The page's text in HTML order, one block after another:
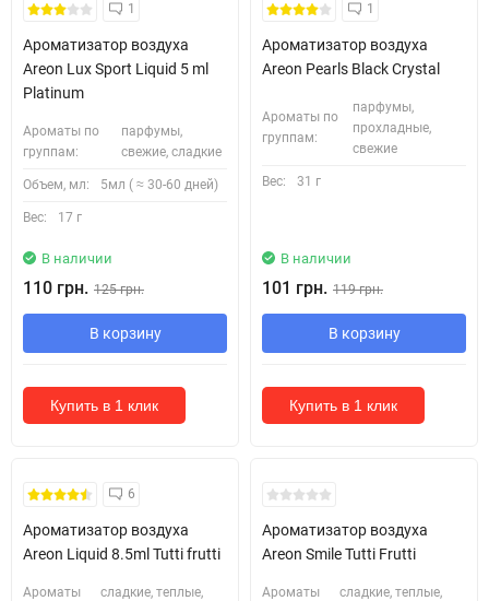
1
Ароматизатор воздуха
Areon Lux Sport Liquid 5 ml
Platinum
Ароматы по
группам:
парфумы,
свежие, сладкие
Объем, мл: 5мл ( ≈ 30-60 дней)
Вес: 17 г
В наличии
110 грн. 125 грн.
В корзину
Купить в 1 клик
1
Ароматизатор воздуха
Areon Pearls Black Crystal
Ароматы по
группам:
парфумы,
прохладные,
свежие
Вес: 31 г
В наличии
101 грн. 119 грн.
В корзину
Купить в 1 клик
6
Ароматизатор воздуха
Areon Liquid 8.5ml Tutti frutti
Ароматы
сладкие, теплые,
Ароматизатор воздуха
Areon Smile Tutti Frutti
Ароматы
сладкие, теплые,